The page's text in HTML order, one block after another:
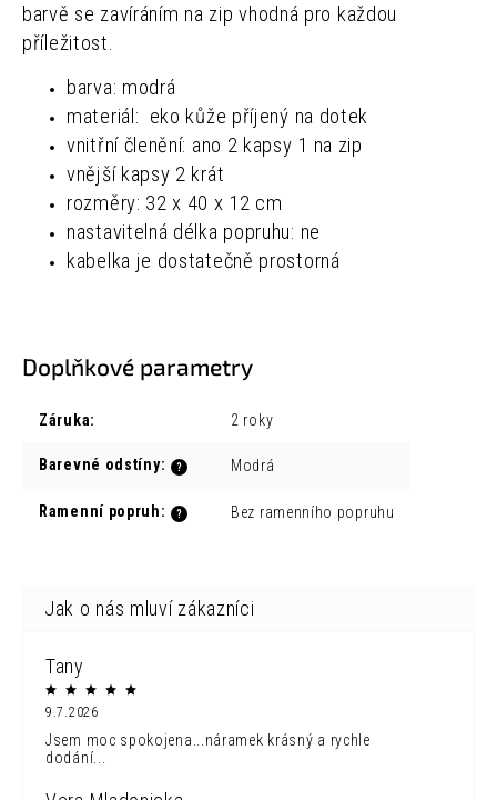
barvě se zavíráním na zip vhodná pro každou
příležitost.
barva: modrá
materiál: eko kůže příjený na dotek
vnitřní členění: ano 2 kapsy 1 na zip
vnější kapsy 2 krát
rozměry: 32 x 40 x 12 cm
nastavitelná délka popruhu: ne
kabelka je dostatečně prostorná
Doplňkové parametry
Záruka: 2 roky
?
Barevné odstíny: Modrá
?
Ramenní popruh: Bez ramenního popruhu
Tany
9.7.2026
Jsem moc spokojena...náramek krásný a rychle
dodání...